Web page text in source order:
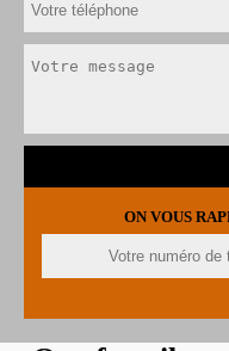
ON VOUS